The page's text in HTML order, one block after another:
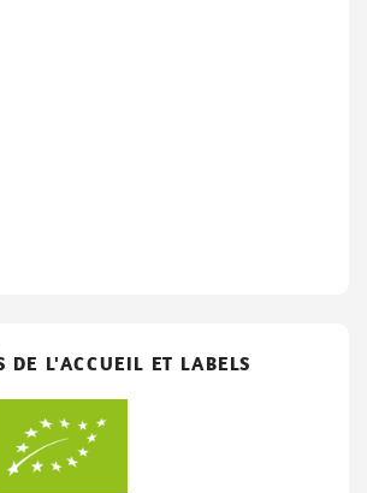
DE L'ACCUEIL ET LABELS